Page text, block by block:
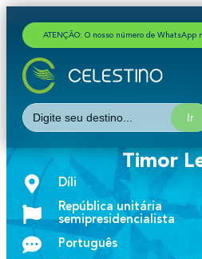
ATENÇÃO: O nosso número de WhatsApp
Search
for:
Timor
Díli
República unitária
semipresidencialista
Português